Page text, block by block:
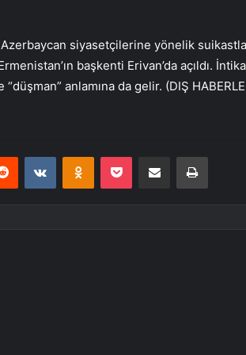
siyasetçilerine yönelik
başkenti Erivan’da açıldı.
anlamına da gelir. (DIŞ
Reddit VKontakteOdnoklassniki
Pocket E-Posta ile paylaş Yazdır